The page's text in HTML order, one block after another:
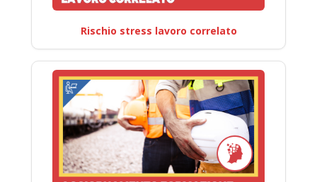
Rischio stress lavoro correlato